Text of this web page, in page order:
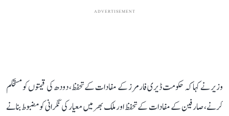
ADVERTISEMENT
وزیر نے کہا کہ حکومت ڈیری فارمرز کے مفادات کے تحفظ، دودھ کی قیمتوں کو مستحکم
کرنے، صارفین کے مفادات کے تحفظ اور ملک بھر میں معیار کی نگرانی کو مضبوط بنانے